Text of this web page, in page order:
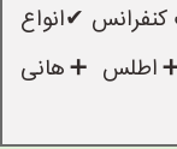
کنفرانس ✔انواع
➕هانی